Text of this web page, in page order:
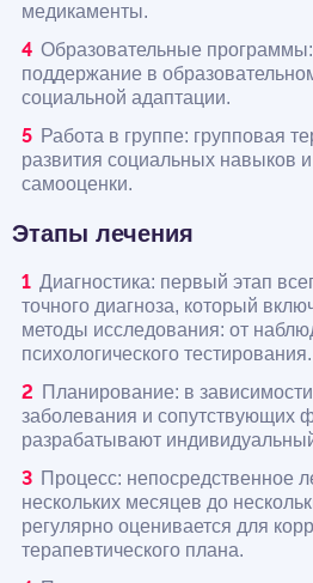
медикаменты.
Образовательные
поддержание в
социальной адаптации.
Работа в группе: групповая
развития социальных навыков
самооценки.
Этапы лечения
Диагностика: первый этап
точного диагноза, который
методы исследования: от
психологического тестирования.
Планирование: в
заболевания и сопутствующих
разрабатывают
Процесс: непосредственное
нескольких месяцев до
регулярно оценивается для
терапевтического плана.